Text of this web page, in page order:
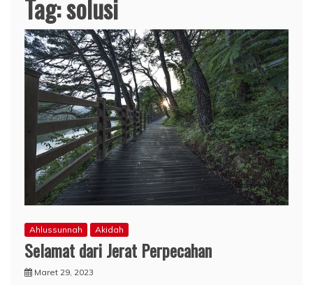
Tag:solusi
Ahlussunnah Akidah
Selamat dari Jerat Perpecahan
Maret 29, 2023